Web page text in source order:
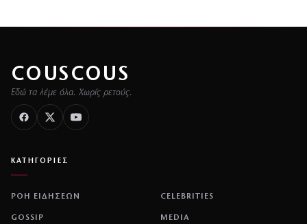
COUSCOUS
Εδώ τα λέμε όλα. Χωρίς ρετούς.
ΚΑΤΗΓΟΡΙΕΣ
ΡΟΗ ΕΙΔΗΣΕΩΝ CELEBRITIES
GOSSIP MEDIA